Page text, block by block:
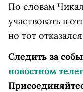
По словам
участвовать в
но тот
Следить за
новостном